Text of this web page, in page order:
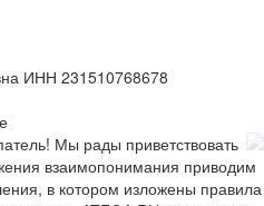
ИНН 231510768678
Мы рады приветствовать
взаимопонимания приводим
в котором изложены правила